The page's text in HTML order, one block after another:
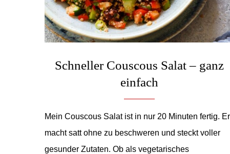
Schneller Couscous Salat – ganz
einfach
Mein Couscous Salat ist in nur 20 Minuten fertig. Er
macht satt ohne zu beschweren und steckt voller
gesunder Zutaten. Ob als vegetarisches